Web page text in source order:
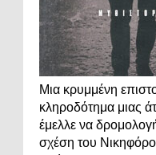
Μια κρυμμένη
κληροδότημα μιας
έμελλε να
σχέση του